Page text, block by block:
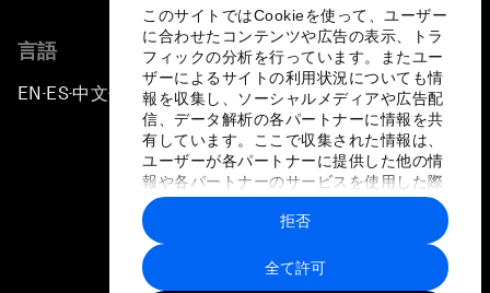
このサイトではCookieを使って、ユーザー
に合わせたコンテンツや広告の表示、トラ
フィックの分析を行っています。またユー
ザーによるサイトの利用状況についても情
報を収集し、ソーシャルメディアや広告配
信、データ解析の各パートナーに情報を共
有しています。ここで収集された情報は、
ユーザーが各パートナーに提供した他の情
報や各パートナーのサービスを使用した際
に収集された情報と組み合わされ、各パー
トナーによって使用されることがありま
す。
全て許可
拒否
言語
EN ▪ES▪中文▪ 日本語
プライバシーポリシーと利用規約
サイトマップ